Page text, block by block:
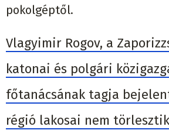
pokolgéptől.
Vlagyimir Rogov, a
katonai és polgári
főtanácsának tagja
régió lakosai nem